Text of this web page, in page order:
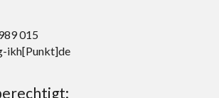
015
ikh[Punkt]de